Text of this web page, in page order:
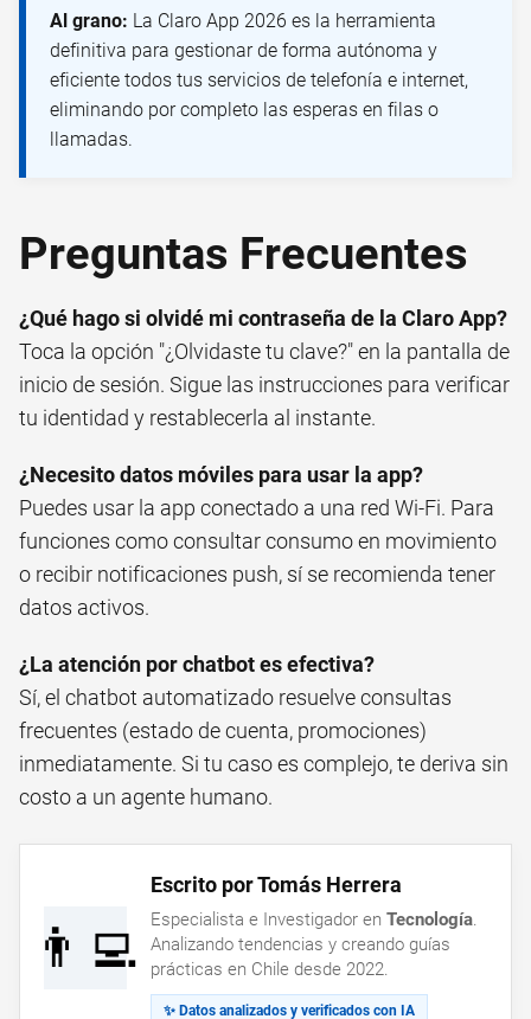
Al grano: La Claro App 2026 es la herramienta
definitiva para gestionar de forma autónoma y
eficiente todos tus servicios de telefonía e internet,
eliminando por completo las esperas en filas o
llamadas.
Preguntas Frecuentes
¿Qué hago si olvidé mi contraseña de la Claro App?
Toca la opción "¿Olvidaste tu clave?" en la pantalla de
inicio de sesión. Sigue las instrucciones para verificar
tu identidad y restablecerla al instante.
¿Necesito datos móviles para usar la app?
Puedes usar la app conectado a una red Wi-Fi. Para
funciones como consultar consumo en movimiento
o recibir notificaciones push, sí se recomienda tener
datos activos.
¿La atención por chatbot es efectiva?
Sí, el chatbot automatizado resuelve consultas
frecuentes (estado de cuenta, promociones)
inmediatamente. Si tu caso es complejo, te deriva sin
costo a un agente humano.
👨‍💻
Escrito por Tomás Herrera
Especialista e Investigador en Tecnología.
Analizando tendencias y creando guías
prácticas en Chile desde 2022.
✨ Datos analizados y verificados con IA